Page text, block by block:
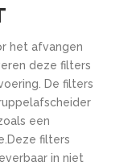
het afvangen
deze filters
De filters
een
filters
in niet